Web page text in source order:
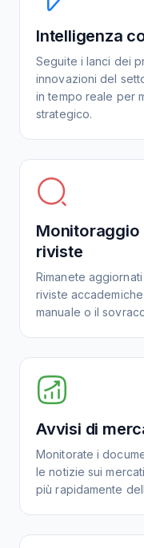
Intelligenza
Seguite i lanci dei
innovazioni del
in tempo reale per
strategico.
Monitoraggio
riviste
Rimanete
riviste
manuale o il
Avvisi di
Monitorate i
le notizie sui
più rapidamente